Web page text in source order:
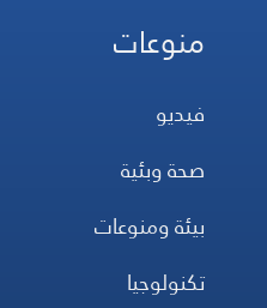
منوعات
فيديو
صحة وبئية
بيئة ومنوعات
تكنولوجيا